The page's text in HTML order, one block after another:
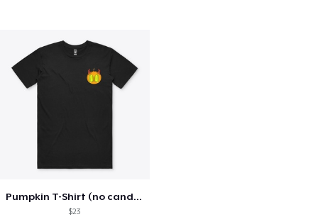
Pumpkin T-Shirt (no candle)
$23